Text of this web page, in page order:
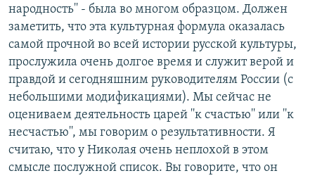
народность'' - была во многом образцом. Должен
заметить, что эта культурная формула оказалась
самой прочной во всей истории русской культуры,
прослужила очень долгое время и служит верой и
правдой и сегодняшним руководителям России (с
небольшими модификациями). Мы сейчас не
оцениваем деятельность царей ''к счастью'' или ''к
несчастью'', мы говорим о результативности. Я
считаю, что у Николая очень неплохой в этом
смысле послужной список. Вы говорите, что он